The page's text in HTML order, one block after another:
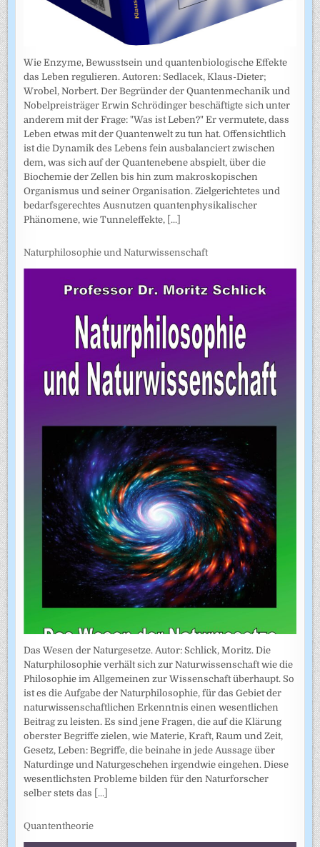
Wie Enzyme, Bewusstsein und quantenbiologische Effekte
das Leben regulieren. Autoren: Sedlacek, Klaus-Dieter;
Wrobel, Norbert. Der Begründer der Quantenmechanik und
Nobelpreisträger Erwin Schrödinger beschäftigte sich unter
anderem mit der Frage: "Was ist Leben?" Er vermutete, dass
Leben etwas mit der Quantenwelt zu tun hat. Offensichtlich
ist die Dynamik des Lebens fein ausbalanciert zwischen
dem, was sich auf der Quantenebene abspielt, über die
Biochemie der Zellen bis hin zum makroskopischen
Organismus und seiner Organisation. Zielgerichtetes und
bedarfsgerechtes Ausnutzen quantenphysikalischer
Phänomene, wie Tunneleffekte, [...]
Naturphilosophie und Naturwissenschaft
Das Wesen der Naturgesetze. Autor: Schlick, Moritz. Die
Naturphilosophie verhält sich zur Naturwissenschaft wie die
Philosophie im Allgemeinen zur Wissenschaft überhaupt. So
ist es die Aufgabe der Naturphilosophie, für das Gebiet der
naturwissenschaftlichen Erkenntnis einen wesentlichen
Beitrag zu leisten. Es sind jene Fragen, die auf die Klärung
oberster Begriffe zielen, wie Materie, Kraft, Raum und Zeit,
Gesetz, Leben: Begriffe, die beinahe in jede Aussage über
Naturdinge und Naturgeschehen irgendwie eingehen. Diese
wesentlichsten Probleme bilden für den Naturforscher
selber stets das [...]
Quantentheorie